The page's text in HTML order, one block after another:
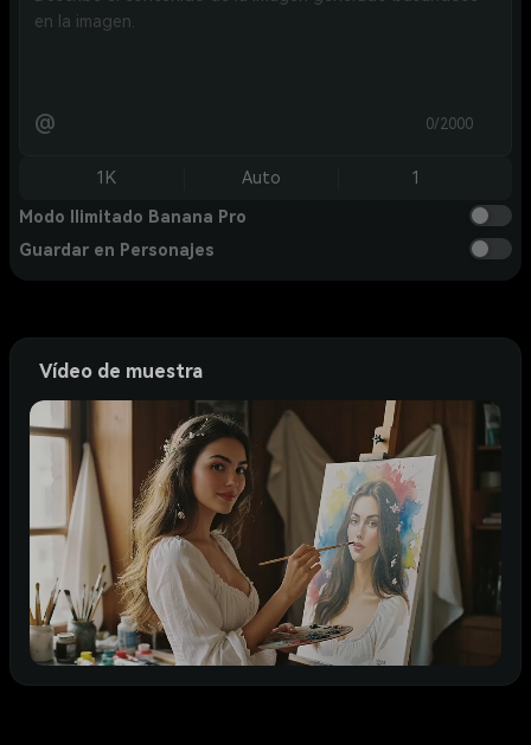
@ 0/2000
1K Auto 1
Modo Ilimitado Banana Pro
Guardar en Personajes
Vídeo de muestra